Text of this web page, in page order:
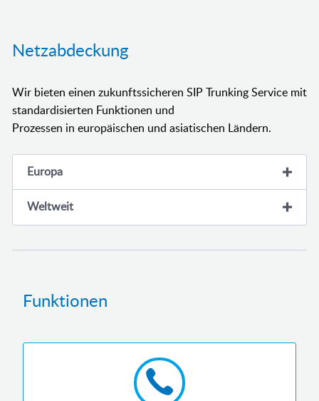
Netzabdeckung
Wir bieten einen zukunftssicheren SIP Trunking Service mit
standardisierten Funktionen und
Prozessen in europäischen und asiatischen Ländern.
Europa
Weltweit
Funktionen